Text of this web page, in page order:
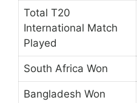
Total T20
International Match
Played
South Africa Won
Bangladesh Won